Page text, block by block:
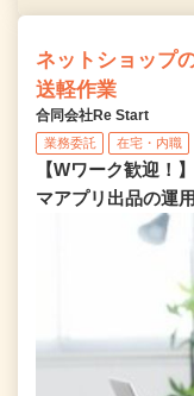
ネットショップ
送軽作業
合同会社Re Start
業務委託 在宅・内職
【Wワーク歓迎！
マアプリ出品の運